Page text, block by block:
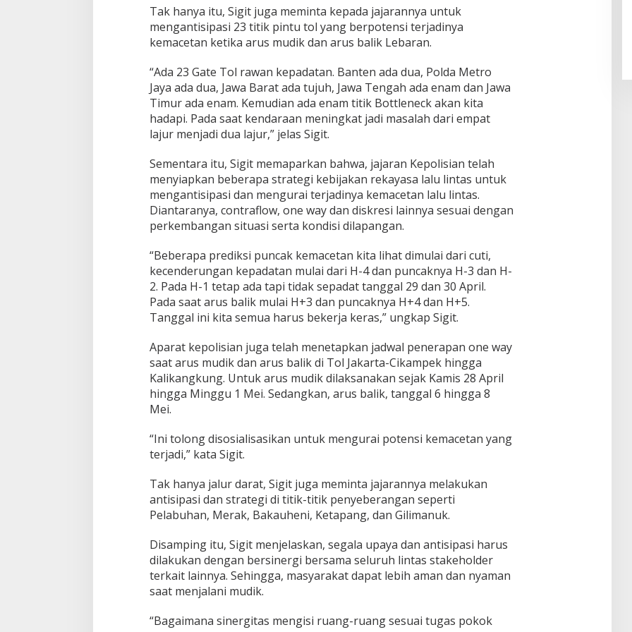
Tak hanya itu, Sigit juga meminta kepada jajarannya untuk
mengantisipasi 23 titik pintu tol yang berpotensi terjadinya
kemacetan ketika arus mudik dan arus balik Lebaran.
“Ada 23 Gate Tol rawan kepadatan. Banten ada dua, Polda Metro
Jaya ada dua, Jawa Barat ada tujuh, Jawa Tengah ada enam dan Jawa
Timur ada enam. Kemudian ada enam titik Bottleneck akan kita
hadapi. Pada saat kendaraan meningkat jadi masalah dari empat
lajur menjadi dua lajur,” jelas Sigit.
Sementara itu, Sigit memaparkan bahwa, jajaran Kepolisian telah
menyiapkan beberapa strategi kebijakan rekayasa lalu lintas untuk
mengantisipasi dan mengurai terjadinya kemacetan lalu lintas.
Diantaranya, contraflow, one way dan diskresi lainnya sesuai dengan
perkembangan situasi serta kondisi dilapangan.
“Beberapa prediksi puncak kemacetan kita lihat dimulai dari cuti,
kecenderungan kepadatan mulai dari H-4 dan puncaknya H-3 dan H-
2. Pada H-1 tetap ada tapi tidak sepadat tanggal 29 dan 30 April.
Pada saat arus balik mulai H+3 dan puncaknya H+4 dan H+5.
Tanggal ini kita semua harus bekerja keras,” ungkap Sigit.
Aparat kepolisian juga telah menetapkan jadwal penerapan one way
saat arus mudik dan arus balik di Tol Jakarta-Cikampek hingga
Kalikangkung. Untuk arus mudik dilaksanakan sejak Kamis 28 April
hingga Minggu 1 Mei. Sedangkan, arus balik, tanggal 6 hingga 8
Mei.
“Ini tolong disosialisasikan untuk mengurai potensi kemacetan yang
terjadi,” kata Sigit.
Tak hanya jalur darat, Sigit juga meminta jajarannya melakukan
antisipasi dan strategi di titik-titik penyeberangan seperti
Pelabuhan, Merak, Bakauheni, Ketapang, dan Gilimanuk.
Disamping itu, Sigit menjelaskan, segala upaya dan antisipasi harus
dilakukan dengan bersinergi bersama seluruh lintas stakeholder
terkait lainnya. Sehingga, masyarakat dapat lebih aman dan nyaman
saat menjalani mudik.
“Bagaimana sinergitas mengisi ruang-ruang sesuai tugas pokok